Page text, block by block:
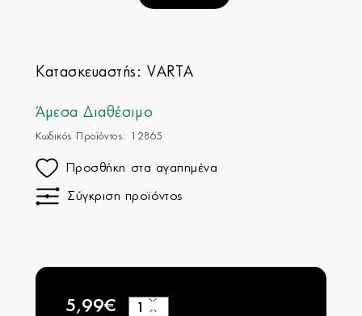
Κατασκευαστής:VARTA
Άμεσα Διαθέσιμο
Κωδικός Προϊόντος: 12865
Προσθήκη στα αγαπημένα
Σύγκριση προϊόντος
5,99€ +